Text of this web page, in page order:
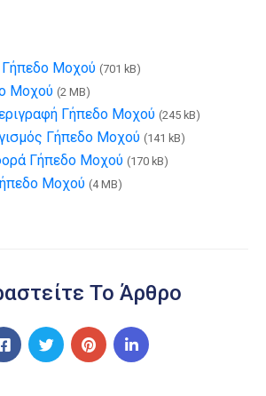
Γήπεδο Μοχού (701 kB)
Μοχού (2 MB)
Γήπεδο Μοχού (245 kB)
Γήπεδο Μοχού (141 kB)
Γήπεδο Μοχού (170 kB)
Μοχού (4 MB)
Το Άρθρο